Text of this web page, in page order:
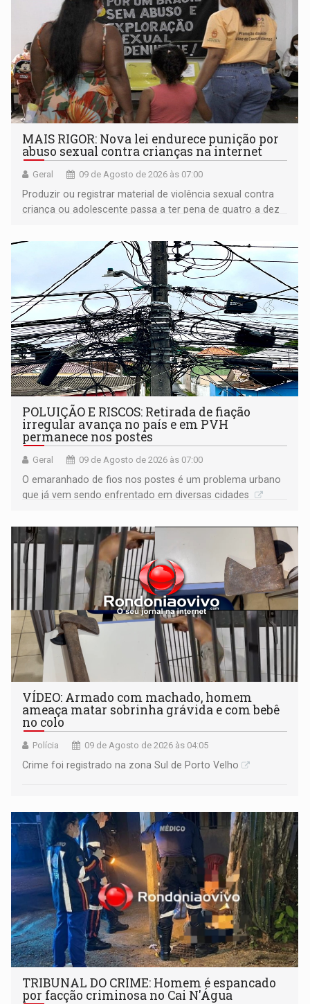
MAIS RIGOR: Nova lei endurece punição por
abuso sexual contra crianças na internet
Geral 09 de Agosto de 2026 às 07:00
Produzir ou registrar material de violência sexual contra
criança ou adolescente passa a ter pena de quatro a dez
POLUIÇÃO E RISCOS: Retirada de fiação
irregular avança no país e em PVH
permanece nos postes
Geral 09 de Agosto de 2026 às 07:00
O emaranhado de fios nos postes é um problema urbano
que já vem sendo enfrentado em diversas cidades
VÍDEO: Armado com machado, homem
ameaça matar sobrinha grávida e com bebê
no colo
Polícia 09 de Agosto de 2026 às 04:05
Crime foi registrado na zona Sul de Porto Velho
TRIBUNAL DO CRIME: Homem é espancado
por facção criminosa no Cai N'Água